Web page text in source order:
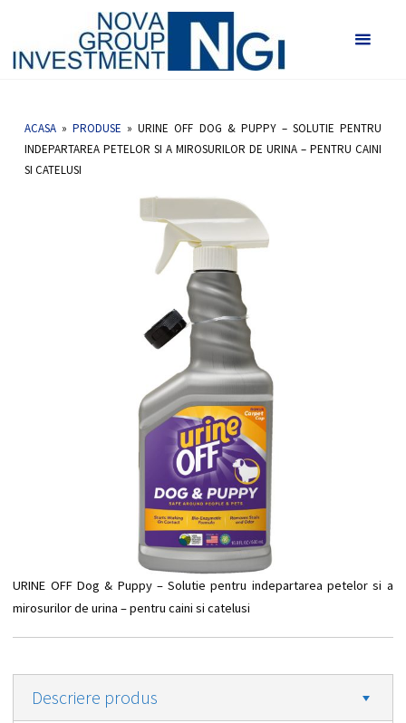
URINE OFF Dog & Puppy - Solutie pentru
indepartarea petelor si a mirosurilor de urina -
ACASA »PRODUSE »URINE OFF DOG & PUPPY – SOLUTIE PENTRU
INDEPARTAREA PETELOR SI A MIROSURILOR DE URINA – PENTRU CAINI
SI CATELUSI
URINE OFF Dog & Puppy – Solutie pentru indepartarea petelor si a
mirosurilor de urina – pentru caini si catelusi
Descriere produs